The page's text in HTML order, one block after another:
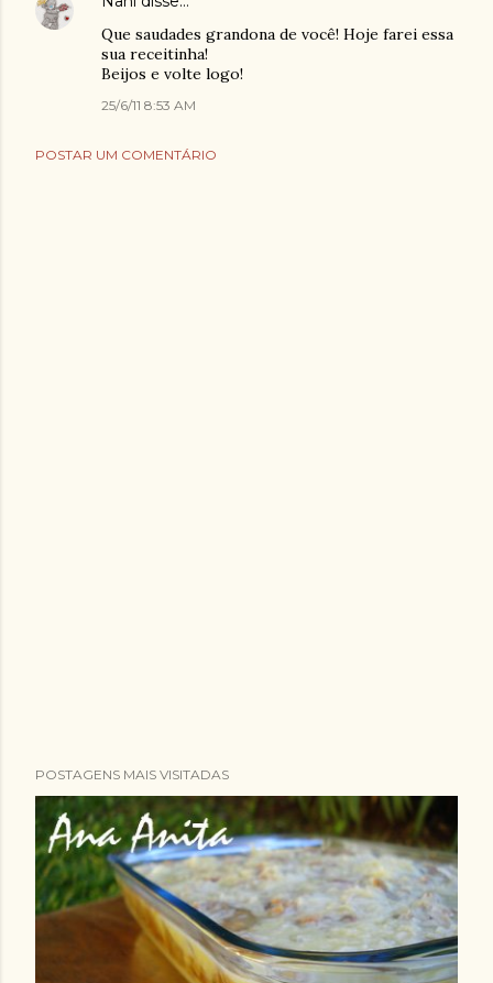
Que saudades grandona de você! Hoje farei essa
sua receitinha!
Beijos e volte logo!
25/6/11 8:53 AM
POSTAR UM COMENTÁRIO
POSTAGENS MAIS VISITADAS